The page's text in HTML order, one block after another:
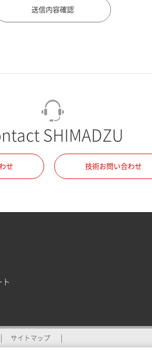
への登録
SHIMADZU
せ 技術お問い合わせ
ト
サイトマップ